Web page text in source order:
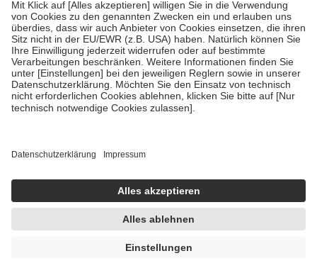
fallenkeine Zuzahlungenan bei:
• Kindern und Jugendlichen bis zum vollendeten 18. Lebensjahr
mit Ausnahme der Fahrkosten
• Untersuchungen zur Vorsorge und Früherkennung, die von der
GKV getragen werden
• empfohlenen Schutzimpfungen
• Harn- und Blutteststreifen
getroffen, um sicherzustellen, dass es sich um echte Bewertungen
https://help.etrusted.com/hc/de/articles/4419944605341
Einige Bilder und Inhalte wurden unter Zuhilfenahme künstlicher